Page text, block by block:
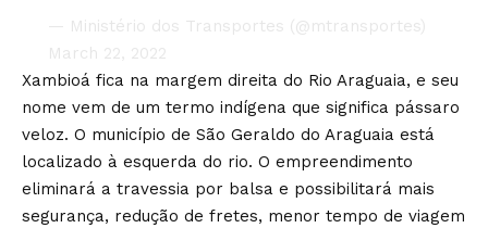
— Ministério dos Transportes (@mtransportes)
March 22, 2022
Xambioá fica na margem direita do Rio Araguaia, e seu
nome vem de um termo indígena que significa pássaro
veloz. O município de São Geraldo do Araguaia está
localizado à esquerda do rio. O empreendimento
eliminará a travessia por balsa e possibilitará mais
segurança, redução de fretes, menor tempo de viagem